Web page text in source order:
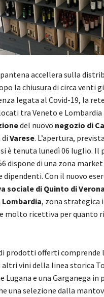
accellera sulla
la chiusura di circa venti
legata al Covid-19, la
tra Veneto e
del nuovo negozio di
Varese. L’apertura,
è tenuta lunedì 06 luglio. Il
dispone di una zona
dipendenti. Con il nuovo
sociale di Quinto di Verona
Lombardia, zona strategica
molto ricettiva per quanto
prodotti offerti comprende
altri vini della linea storica
Lugana e una Garganega in
una selezione dalla